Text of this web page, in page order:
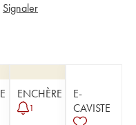
Signaler
ENCHÈRE
1
E-
CAVISTE